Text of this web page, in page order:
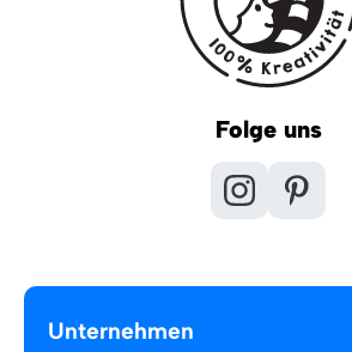
Folge uns
Unternehmen